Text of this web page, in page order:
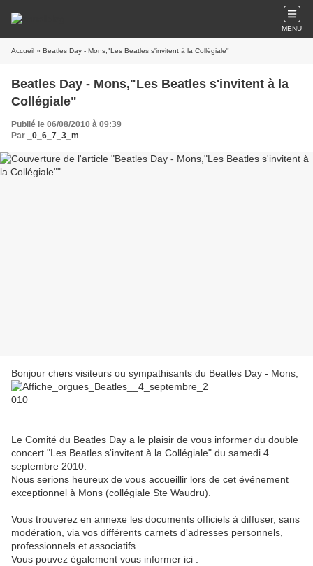
MENU
Accueil » Beatles Day - Mons,"Les Beatles s'invitent à la Collégiale"
Beatles Day - Mons,"Les Beatles s'invitent à la
Collégiale"
Publié le 06/08/2010 à 09:39
Par
_0_6_7_3_m
Bonjour chers visiteurs ou sympathisants du Beatles Day - Mons,
Le Comité du Beatles Day a le plaisir de vous informer du double
concert "Les Beatles s'invitent à la Collégiale" du samedi 4
septembre 2010.
Nous serions heureux de vous accueillir lors de cet événement
exceptionnel à Mons (collégiale Ste Waudru).
Vous trouverez en annexe les documents officiels à diffuser, sans
modération, via vos différents carnets d'adresses personnels,
professionnels et associatifs.
Vous pouvez également vous informer ici :